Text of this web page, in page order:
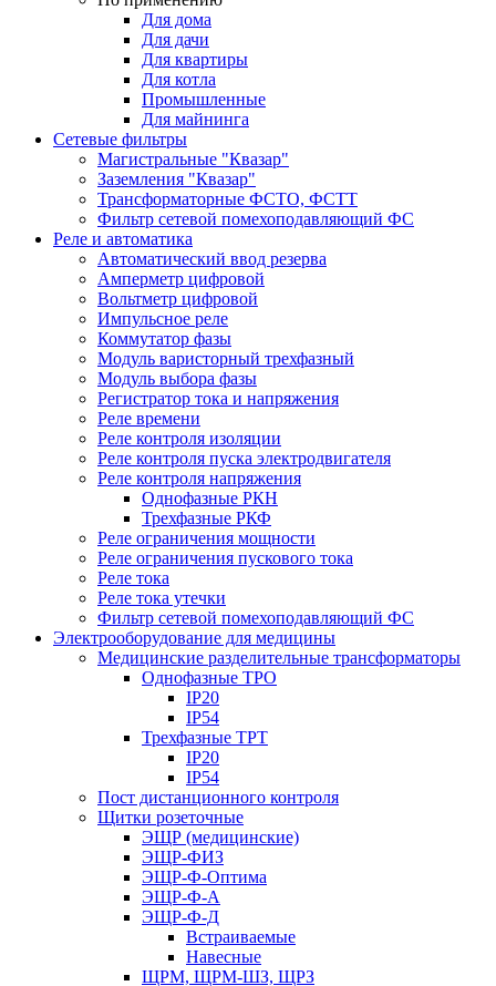
Для дома
Для дачи
Для квартиры
Для котла
Промышленные
Для майнинга
Сетевые фильтры
Магистральные "Квазар"
Заземления "Квазар"
Трансформаторные ФСТО, ФСТТ
Фильтр сетевой помехоподавляющий ФС
Реле и автоматика
Автоматический ввод резерва
Амперметр цифровой
Вольтметр цифровой
Импульсное реле
Коммутатор фазы
Модуль варисторный трехфазный
Модуль выбора фазы
Регистратор тока и напряжения
Реле времени
Реле контроля изоляции
Реле контроля пуска электродвигателя
Реле контроля напряжения
Однофазные РКН
Трехфазные РКФ
Реле ограничения мощности
Реле ограничения пускового тока
Реле тока
Реле тока утечки
Фильтр сетевой помехоподавляющий ФС
Электрооборудование для медицины
Медицинские разделительные трансформаторы
Однофазные ТРО
IP20
IP54
Трехфазные ТРТ
IP20
IP54
Пост дистанционного контроля
Щитки розеточные
ЭЩР (медицинские)
ЭЩР-ФИЗ
ЭЩР-Ф-Оптима
ЭЩР-Ф-А
ЭЩР-Ф-Д
Встраиваемые
Навесные
ЩРМ, ЩРМ-ШЗ, ЩРЗ